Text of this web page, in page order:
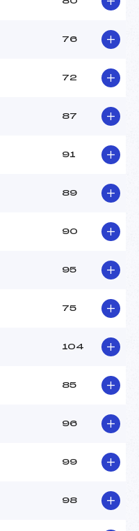
76
72
87
91
89
90
95
75
104
85
96
99
98